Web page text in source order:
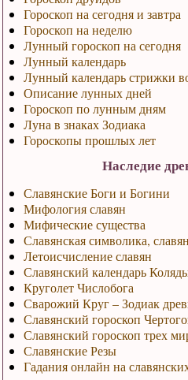
Гороскоп на сегодня и завтра
Гороскоп на неделю
Лунный гороскоп на сегодня
Лунный календарь
Лунный календарь стрижки
Описание лунных дней
Гороскоп по лунным дням
Луна в знаках Зодиака
Гороскопы прошлых лет
Наследие
Славянские Боги и Богини
Мифология славян
Мифические существа
Славянская символика,
Летоисчисление славян
Славянский календарь
Круголет Числобога
Сварожий Круг – Зодиак
Славянский гороскоп
Славянский гороскоп трех
Славянские Резы
Гадания онлайн на